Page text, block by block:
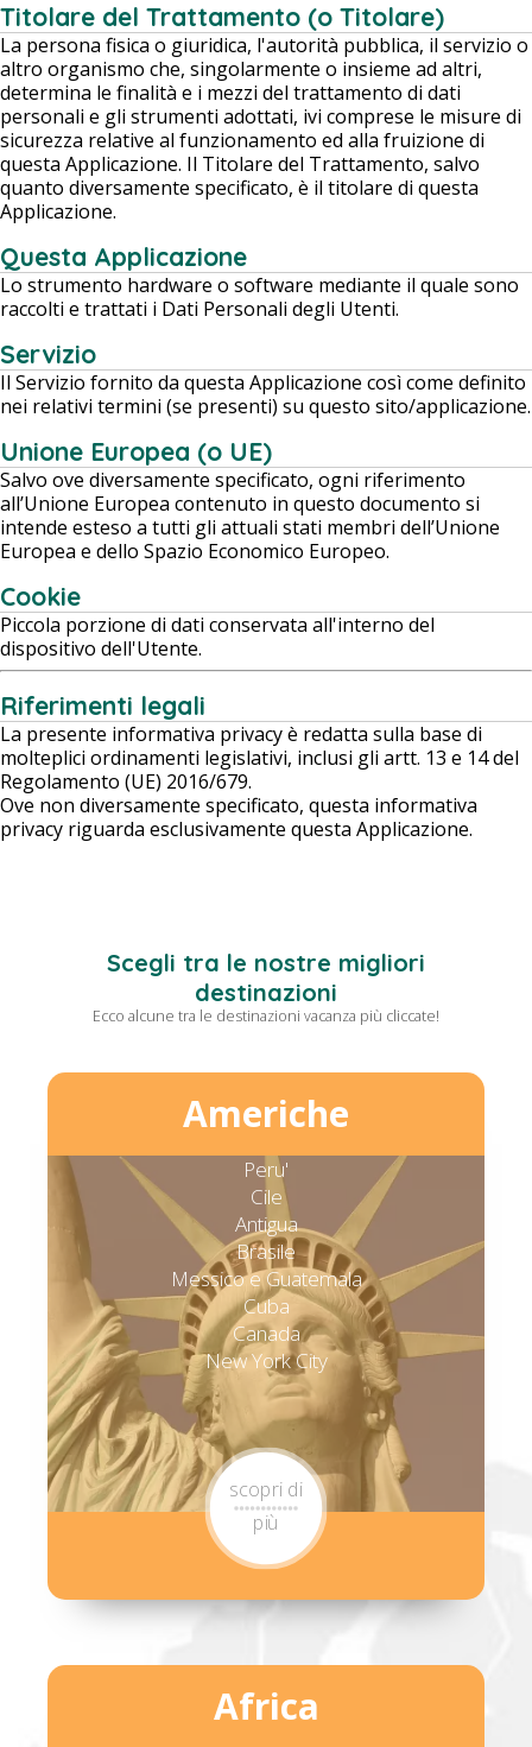
Titolare del Trattamento (o Titolare)
La persona fisica o giuridica, l'autorità pubblica, il servizio o
altro organismo che, singolarmente o insieme ad altri,
determina le finalità e i mezzi del trattamento di dati
personali e gli strumenti adottati, ivi comprese le misure di
sicurezza relative al funzionamento ed alla fruizione di
questa Applicazione. Il Titolare del Trattamento, salvo
quanto diversamente specificato, è il titolare di questa
Applicazione.
Questa Applicazione
Lo strumento hardware o software mediante il quale sono
raccolti e trattati i Dati Personali degli Utenti.
Servizio
Il Servizio fornito da questa Applicazione così come definito
nei relativi termini (se presenti) su questo sito/applicazione.
Unione Europea (o UE)
Salvo ove diversamente specificato, ogni riferimento
all’Unione Europea contenuto in questo documento si
intende esteso a tutti gli attuali stati membri dell’Unione
Europea e dello Spazio Economico Europeo.
Cookie
Piccola porzione di dati conservata all'interno del
dispositivo dell'Utente.
Riferimenti legali
La presente informativa privacy è redatta sulla base di
molteplici ordinamenti legislativi, inclusi gli artt. 13 e 14 del
Regolamento (UE) 2016/679.
Ove non diversamente specificato, questa informativa
privacy riguarda esclusivamente questa Applicazione.
Scegli tra le nostre migliori
destinazioni
Ecco alcune tra le destinazioni vacanza più cliccate!
Americhe
Peru'
Cile
Antigua
Brasile
Messico e Guatemala
Cuba
Canada
New York City
scopri di
più
Africa